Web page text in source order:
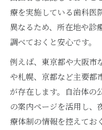
休日でも安心な
歯医者が解説
ント
歯医者夜間救
休日に歯が痛
急な歯の痛みに夜
夜間救急の歯医
療を実施している歯科医
異なるため、所在地や診
調べておくと安心です。
例えば、東京都や大阪市
や札幌、京都など主要都
が存在します。自治体の
の案内ページを活用し、
療体制の情報を控えてお